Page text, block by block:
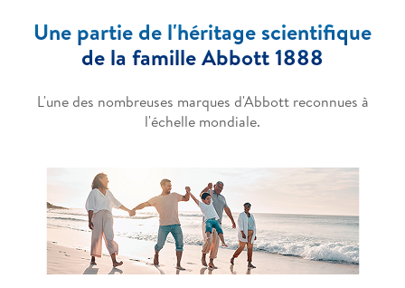
Une partie de l'héritage scientifique
de la famille Abbott 1888
L'une des nombreuses marques d'Abbott reconnues à
l'échelle mondiale.